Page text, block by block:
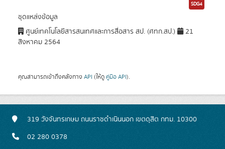
SDG4
ชุดแหล่งข้อมูล
ศูนย์เทคโนโลยีสารสนเทศและการสื่อสาร สป. (ศทก.สป.)
21
สิงหาคม 2564
คุณสามารถเข้าถึงคลังทาง API (ให้ดู คู่มือ API).
319 วังจันทรเกษม ถนนราชดำเนินนอก เขตดุสิต กทม. 10300
02 280 0378